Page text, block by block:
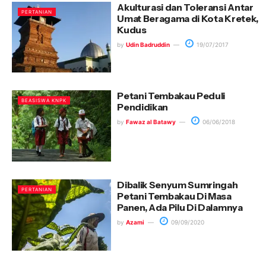
PERTANIAN
Akulturasi dan Toleransi Antar
Umat Beragama di Kota Kretek,
Kudus
by Udin Badruddin 19/07/2017
BEASISWA KNPK
Petani Tembakau Peduli
Pendidikan
by Fawaz al Batawy 06/06/2018
PERTANIAN
Dibalik Senyum Sumringah
Petani Tembakau Di Masa
Panen, Ada Pilu Di Dalamnya
by Azami 09/09/2020